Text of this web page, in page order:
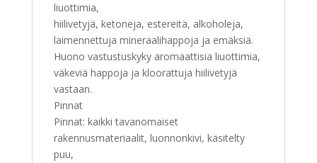
liuottimia,
hiilivetyjä, ketoneja, estereitä, alkoholeja,
laimennettuja mineraalihappoja ja emäksiä.
Huono vastustuskyky aromaattisia liuottimia,
väkeviä happoja ja kloorattuja hiilivetyjä
vastaan.
Pinnat
Pinnat: kaikki tavanomaiset
rakennusmateriaalit, luonnonkivi, käsitelty
puu,